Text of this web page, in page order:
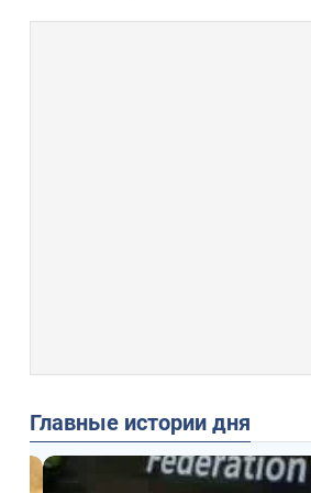
Главные истории дня